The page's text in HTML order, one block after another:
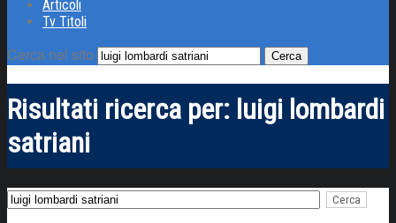
Articoli
Tv Titoli
Cerca nel sito
Risultati ricerca per: luigi lombardi
satriani